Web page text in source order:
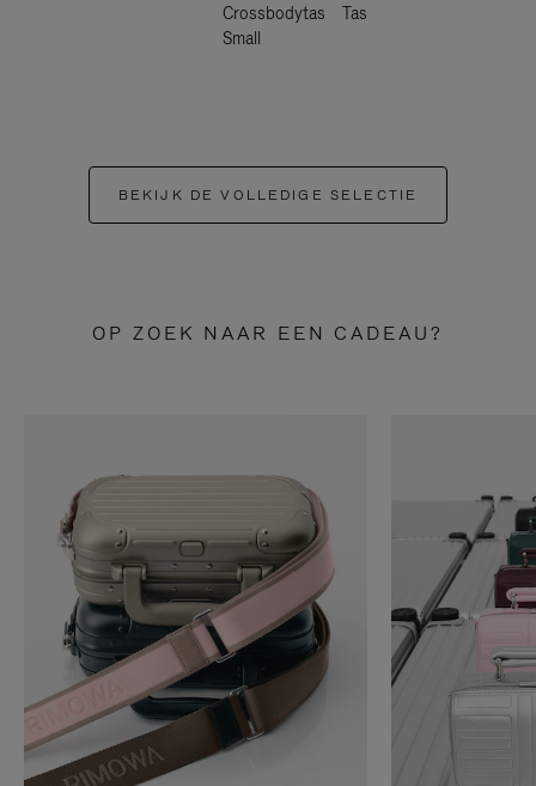
Crossbodytas
Small
Tas
BEKIJK DE VOLLEDIGE SELECTIE
OP ZOEK NAAR EEN CADEAU?